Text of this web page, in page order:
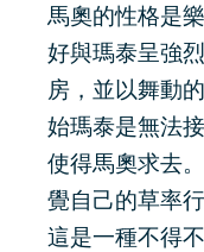
馬奧的性格是
好與瑪泰呈強
房，並以舞動
始瑪泰是無法
使得馬奧求去
覺自己的草率
這是一種不得